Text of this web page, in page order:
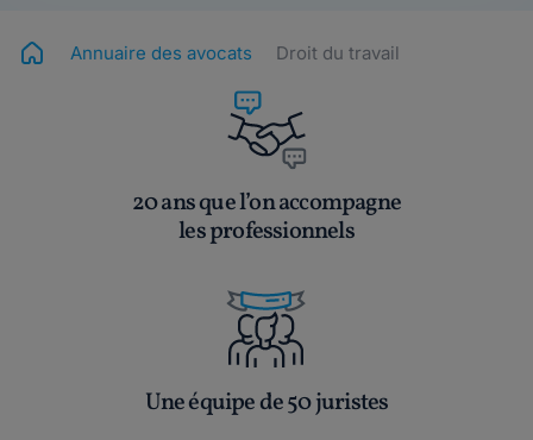
Annuaire des avocats Droit du travail
20 ans que l’on accompagne
les professionnels
Une équipe de 50 juristes